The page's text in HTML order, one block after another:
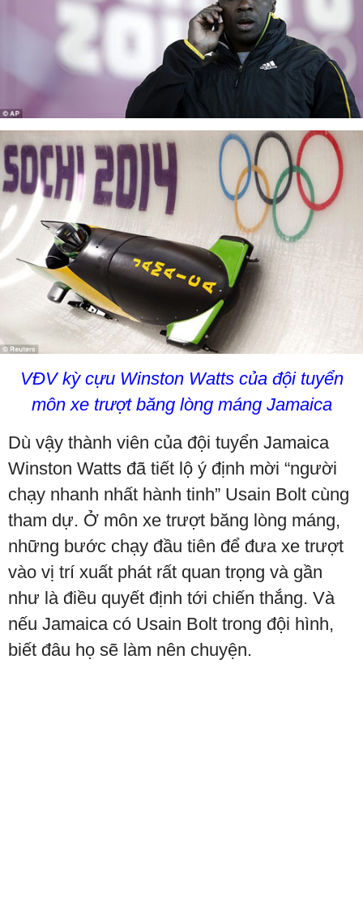
VĐV kỳ cựu Winston Watts của đội tuyển
môn xe trượt băng lòng máng Jamaica
Dù vậy thành viên của đội tuyển Jamaica
Winston Watts đã tiết lộ ý định mời “người
chạy nhanh nhất hành tinh” Usain Bolt cùng
tham dự. Ở môn xe trượt băng lòng máng,
những bước chạy đầu tiên để đưa xe trượt
vào vị trí xuất phát rất quan trọng và gần
như là điều quyết định tới chiến thắng. Và
nếu Jamaica có Usain Bolt trong đội hình,
biết đâu họ sẽ làm nên chuyện.